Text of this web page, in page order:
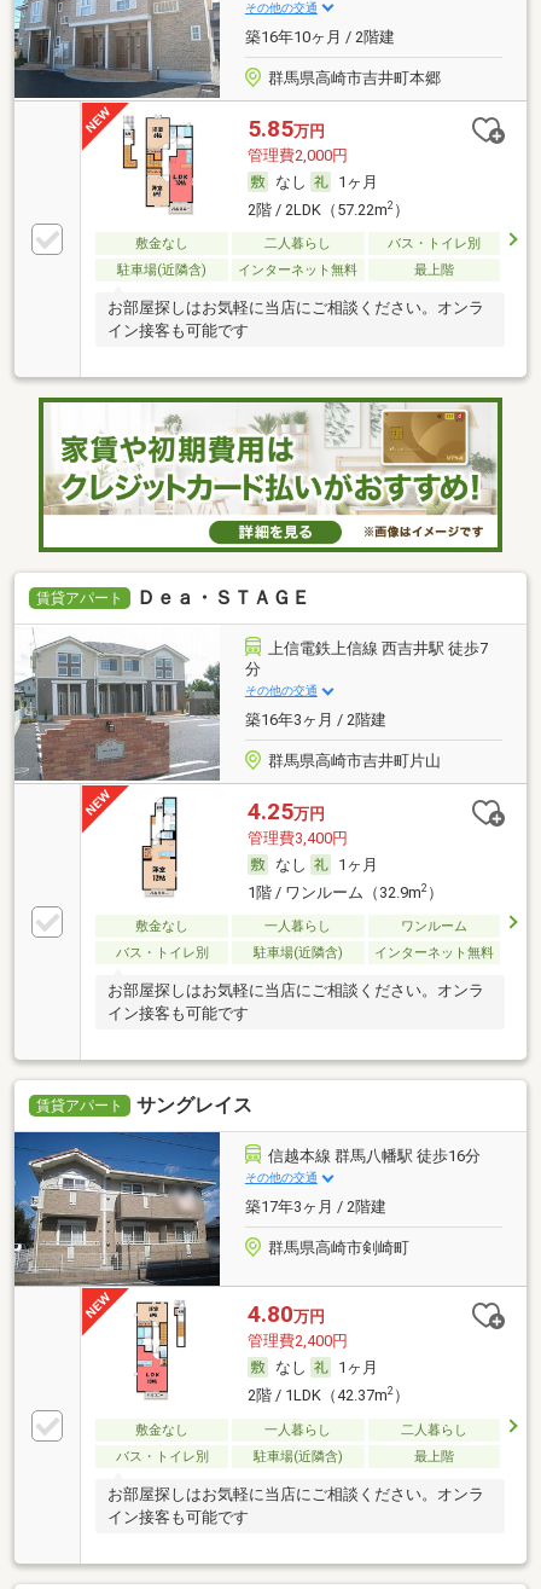
その他の交通
築16年10ヶ月 / 2階建
群馬県高崎市吉井町本郷
5.85万円
管理費2,000円
なし
1ヶ月
2階 / 2LDK（57.22m2）
敷金なし 二人暮らし
バス・トイレ別
駐車場(近隣含)
インターネット無料 最上階
お部屋探しはお気軽に当店にご相談ください。オンラ
イン接客も可能です
賃貸アパート Ｄｅａ・ＳＴＡＧＥ
上信電鉄上信線 西吉井駅 徒歩7
分
その他の交通
築16年3ヶ月 / 2階建
群馬県高崎市吉井町片山
4.25万円
管理費3,400円
なし
1ヶ月
1階 / ワンルーム（32.9m2）
敷金なし 一人暮らし
ワンルーム
バス・トイレ別
駐車場(近隣含) インターネット無料
お部屋探しはお気軽に当店にご相談ください。オンラ
イン接客も可能です
賃貸アパート サングレイス
信越本線 群馬八幡駅 徒歩16分
その他の交通
築17年3ヶ月 / 2階建
群馬県高崎市剣崎町
4.80万円
管理費2,400円
なし
1ヶ月
2階 / 1LDK（42.37m2）
敷金なし 一人暮らし
二人暮らし
バス・トイレ別
駐車場(近隣含) 最上階
お部屋探しはお気軽に当店にご相談ください。オンラ
イン接客も可能です